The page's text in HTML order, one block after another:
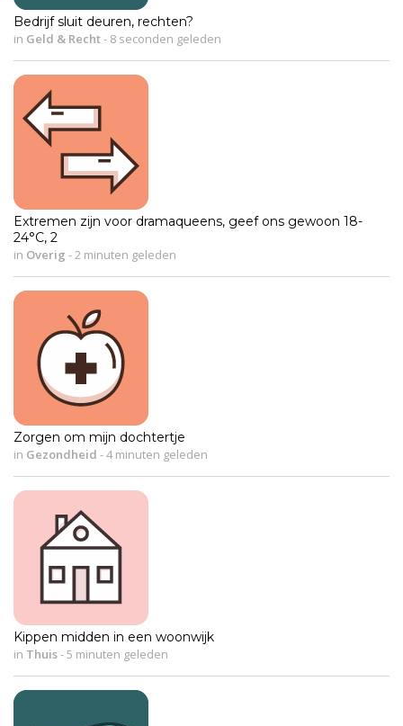
Bedrijf sluit deuren, rechten?
in Geld & Recht- 8 seconden geleden
Extremen zijn voor dramaqueens, geef ons gewoon 18-
24°C, 2
in Overig -2 minuten geleden
Zorgen om mijn dochtertje
in Gezondheid -4 minuten geleden
Kippen midden in een woonwijk
in Thuis-5 minuten geleden